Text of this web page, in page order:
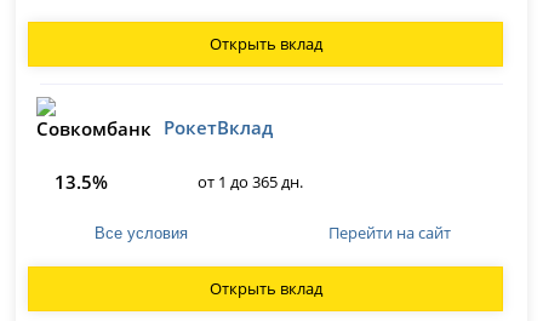
Открыть вклад
РокетВклад
13.5% от 1 до 365 дн.
Все условия Перейти на сайт
Открыть вклад